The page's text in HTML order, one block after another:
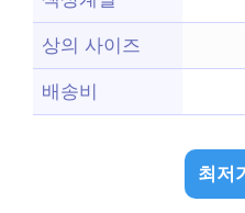
상의 사이즈
배송비
최저